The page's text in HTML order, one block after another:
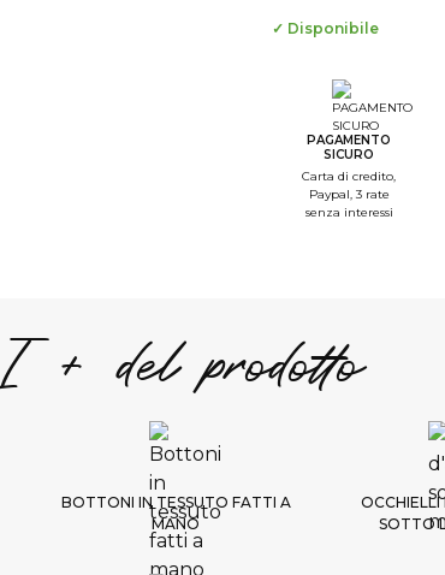
✓ Disponibile
PAGAMENTO
SICURO
Carta di credito,
Paypal, 3 rate
senza interessi
I + del prodotto
BOTTONI IN TESSUTO FATTI A
MANO
SOTTO